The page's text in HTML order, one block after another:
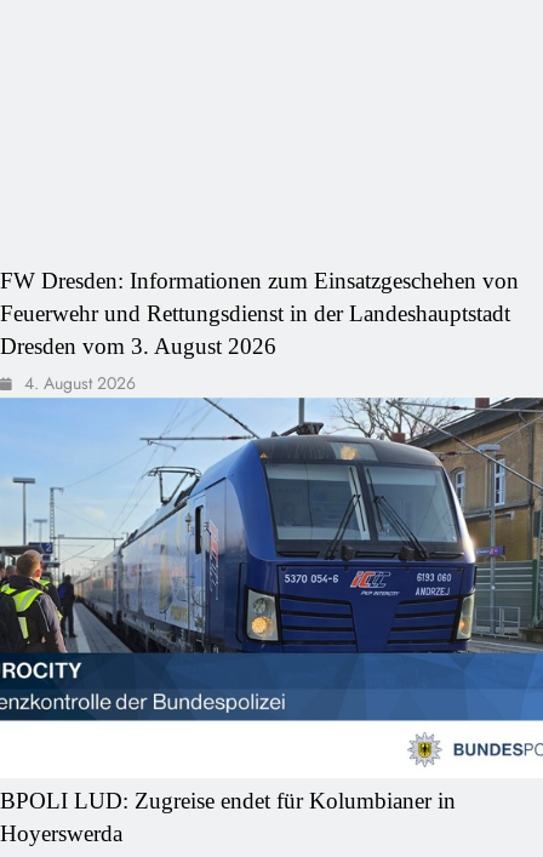
FW Dresden: Informationen zum Einsatzgeschehen von
Feuerwehr und Rettungsdienst in der Landeshauptstadt
Dresden vom 3. August 2026
4. August 2026
BPOLI LUD: Zugreise endet für Kolumbianer in
Hoyerswerda